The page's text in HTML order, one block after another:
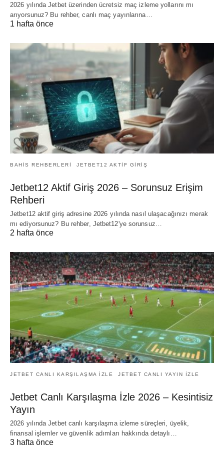
2026 yılında Jetbet üzerinden ücretsiz maç izleme yollarını mı
arıyorsunuz? Bu rehber, canlı maç yayınlarına…
1 hafta önce
BAHIS REHBERLERI JETBET12 AKTIF GIRIŞ
Jetbet12 Aktif Giriş 2026 – Sorunsuz Erişim
Rehberi
Jetbet12 aktif giriş adresine 2026 yılında nasıl ulaşacağınızı merak
mı ediyorsunuz? Bu rehber, Jetbet12'ye sorunsuz…
2 hafta önce
JETBET CANLI KARŞILAŞMA IZLE JETBET CANLI YAYIN IZLE
Jetbet Canlı Karşılaşma İzle 2026 – Kesintisiz
Yayın
2026 yılında Jetbet canlı karşılaşma izleme süreçleri, üyelik,
finansal işlemler ve güvenlik adımları hakkında detaylı…
3 hafta önce